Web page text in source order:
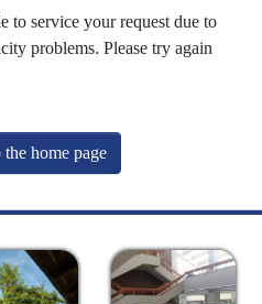
to service your request due to
problems. Please try again
the home page